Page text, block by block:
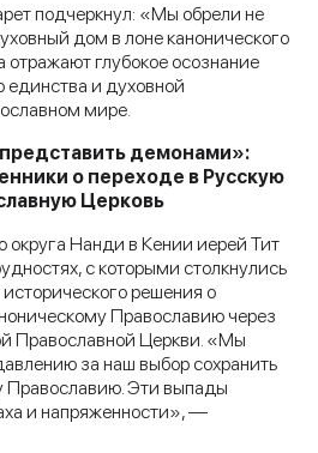
подчеркнул: «Мы обрели не
дом в лоне канонического
отражают глубокое осознание
единства и духовной
мире.
демонами»:
о переходе в Русскую
Церковь
округа Нанди в Кении иерей Тит
с которыми столкнулись
решения о
Православию через
Православной Церкви. «Мы
за наш выбор сохранить
Православию. Эти выпады
и напряженности», —